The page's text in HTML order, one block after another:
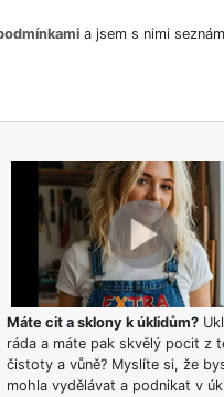
a jsem s nimi
Máte cit a sklony k úklidům?
ráda a máte pak skvělý pocit z
čistoty a vůně? Myslíte si, že
mohla vydělávat a podnikat v